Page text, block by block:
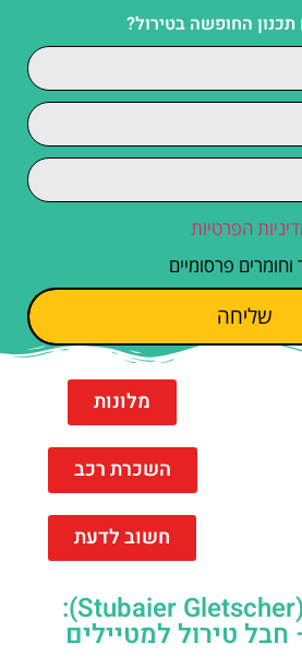
החופשה בטירול?
הפרטיות
פרסומיים
שליחה
מלונות
השכרת רכב
חשוב לדעת
קרחון שטובאי (Stubaier Gletscher):